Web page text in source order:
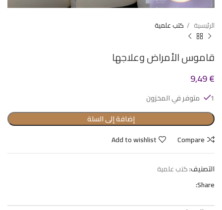
الرئيسية كتب علمية
قاموس الأمراض وعلاجها
9,49€
1 متوفر في المخزون
إضافة إلى السلة
Compare
Add to wishlist
التصنيف:كتب علمية
Share: